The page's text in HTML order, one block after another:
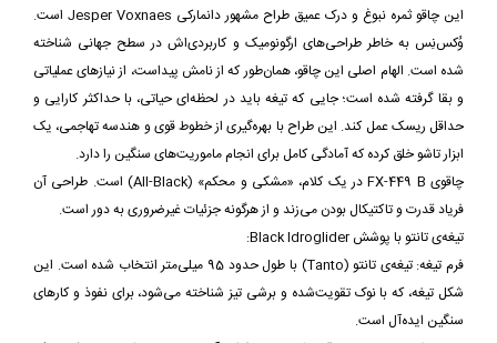
این چاقو ثمره نبوغ و درک عمیق طراح مشهور دانمارکی Jesper Voxnaes است.
وُکس‌نِس به خاطر طراحی‌های ارگونومیک و کاربردی‌اش در سطح جهانی شناخته
شده است. الهام اصلی این چاقو، همان‌طور که از نامش پیداست، از نیازهای عملیاتی
و بقا گرفته شده است؛ جایی که تیغه باید در لحظه‌ای حیاتی، با حداکثر کارایی و
حداقل ریسک عمل کند. این طراح با بهره‌گیری از خطوط قوی و هندسه تهاجمی، یک
ابزار تاشو خلق کرده که آمادگی کامل برای انجام ماموریت‌های سنگین را دارد.
چاقوی FX-449 B در یک کلام، «مشکی و محکم» (All-Black) است. طراحی آن
فریاد قدرت و تاکتیکال بودن می‌زند و از هرگونه جزئیات غیرضروری به دور است.
تیغه‌ی تانتو با پوشش Black Idroglider:
فرم تیغه: تیغه‌ی تانتو (Tanto) با طول حدود 95 میلی‌متر انتخاب شده است. این
شکل تیغه، که با نوک تقویت‌شده و برشی تیز شناخته می‌شود، برای نفوذ و کارهای
سنگین ایده‌آل است.